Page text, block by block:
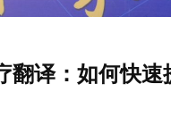
翻译：如何快速